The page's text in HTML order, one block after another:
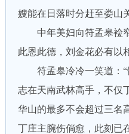
嫂能在日落时分赶至娄山
中年美妇向符孟皋裣窄
此恩此德，刘金花必有以
符孟皋冷冷一笑道：“
志在天南武林高手，不仅
华山的最多不会超过三名
丁庄主腕伤倘愈，此刻已